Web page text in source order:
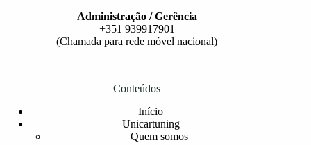
Administração / Gerência
+351 939917901
(Chamada para rede móvel nacional)
Conteúdos
Início
Unicartuning
Quem somos